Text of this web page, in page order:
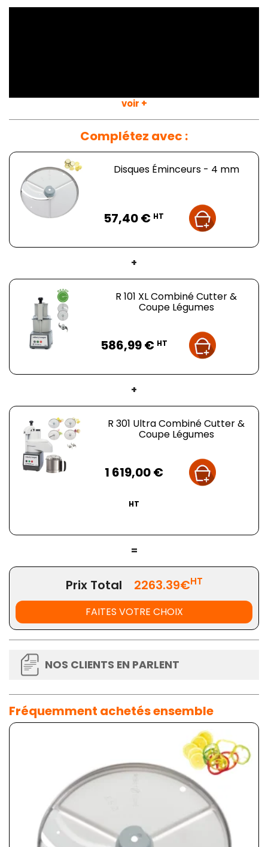
Disques Éminceurs - 4 mm
voir +
Complétez avec :
Disques Éminceurs - 4 mm
57,40 € HT
+
R 101 XL Combiné Cutter &
Coupe Légumes
586,99 € HT
+
R 301 Ultra Combiné Cutter &
Coupe Légumes
1 619,00 €
HT
=
Prix Total 2263.39€HT
FAITES VOTRE CHOIX
NOS CLIENTS EN PARLENT
Fréquemment achetés ensemble